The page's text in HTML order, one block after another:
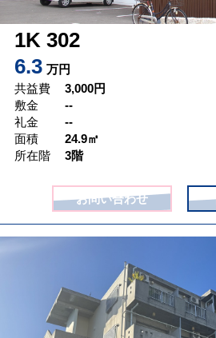
1K 302
6.3 万円
共益費
3,000円
敷金
--
礼金
--
面積
24.9㎡
所在階
3階
お問い合わせ